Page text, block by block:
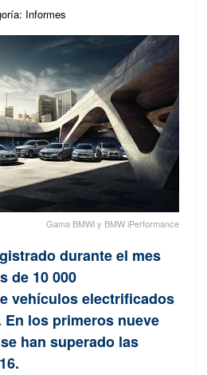
Informes
Gama BMWi y BMW iPerformance
durante el mes
de 10 000
vehículos electrificados
los primeros nueve
han superado las